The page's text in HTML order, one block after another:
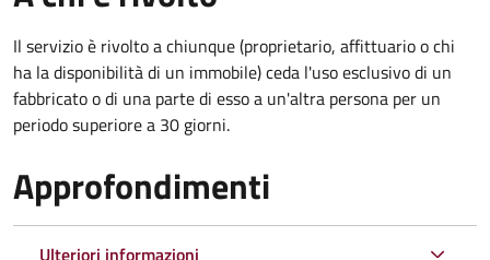
Il servizio è rivolto a chiunque (proprietario, affittuario o chi
ha la disponibilità di un immobile) ceda l'uso esclusivo di un
fabbricato o di una parte di esso a un'altra persona per un
periodo superiore a 30 giorni.
Approfondimenti
Ulteriori informazioni